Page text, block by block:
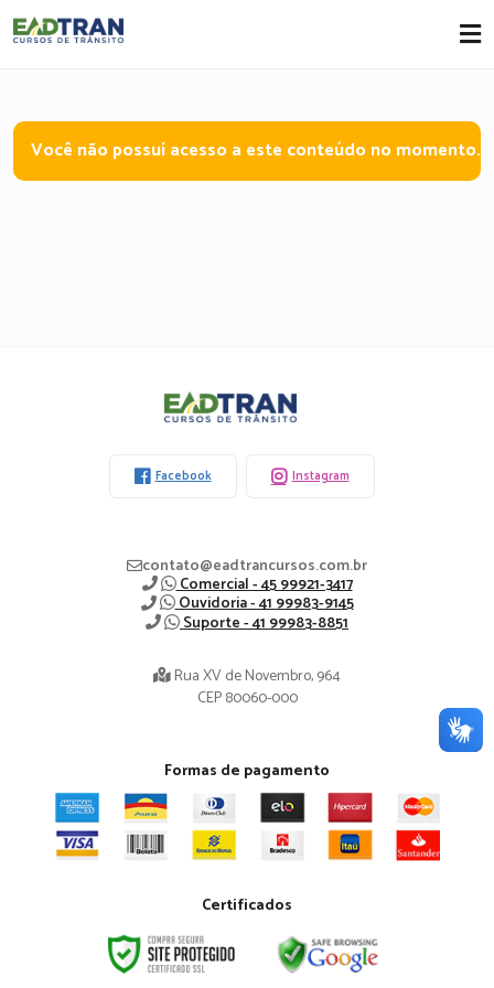
Eadtran
-
Você não possuí acesso a este conteúdo no momento.
Eadtran
Facebook Instagram
contato@eadtrancursos.com.br
Comercial - 45 99921-3417
Ouvidoria - 41 99983-9145
Suporte - 41 99983-8851
Rua XV de Novembro, 964
CEP 80060-000
Formas de pagamento
Certificados